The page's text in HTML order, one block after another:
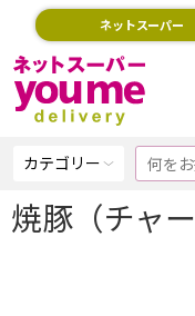
ネットスーパー
カテゴリー
焼豚（チャー